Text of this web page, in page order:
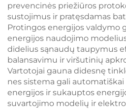
prevencinės priežiūros
sustojimus ir pratęsdamas
Protingos energijos valdymo
energijos naudojimo
didelius sąnaudų taupymus
balansavimu ir viršutinių
Vartotojai gauna didesnę
nes sistema gali
energijos ir sukauptos
suvartojimo modelių ir